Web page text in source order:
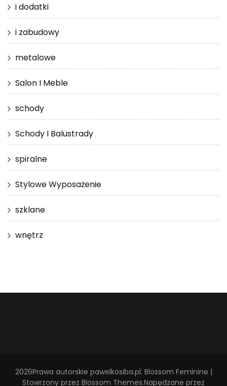
i dodatki
i zabudowy
metalowe
Salon I Meble
schody
Schody I Balustrady
spiralne
Stylowe Wyposażenie
szklane
wnętrz
2026Prawa autorskie pawelkosiba.pl. Blossom Feminine |
Stowrzony przez Blossom Themes.Napędzane przez